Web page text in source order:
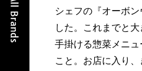
シェフの『オーボ
した。これまでと
手掛ける惣菜メニ
こと。お店に入り
ート。ゼリー寄せ
フロマージュ・ド
ド・ヴォライユ。
ムと、口に入れた